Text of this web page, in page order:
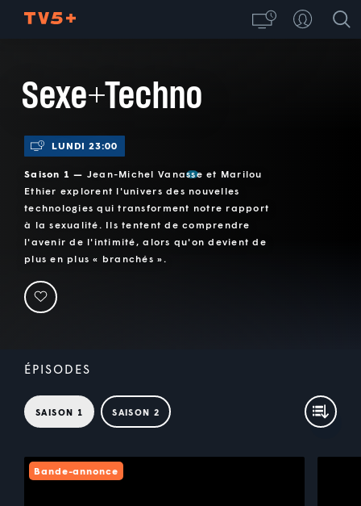
Sexe+Techno
LUNDI 23:00
Saison 1 — Jean-Michel Vanasse et Marilou
Ethier explorent l'univers des nouvelles
technologies qui transforment notre rapport
à la sexualité. Ils tentent de comprendre
l'avenir de l'intimité, alors qu'on devient de
plus en plus « branchés ».
ÉPISODES
SAISON 1 SAISON 2
Bande-annonce